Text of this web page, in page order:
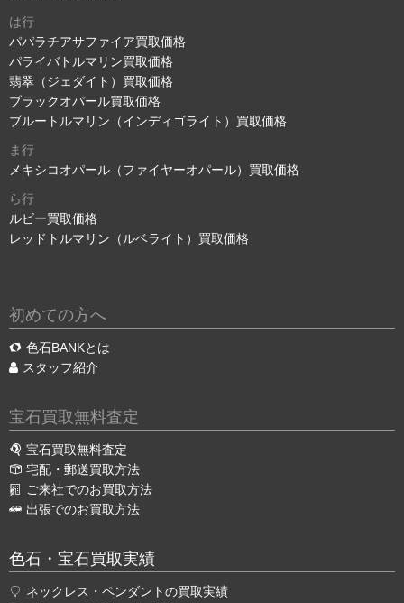
は行
パパラチアサファイア買取価格
パライバトルマリン買取価格
翡翠（ジェダイト）買取価格
ブラックオパール買取価格
ブルートルマリン（インディゴライト）買取価格
ま行
メキシコオパール（ファイヤーオパール）買取価格
ら行
ルビー買取価格
レッドトルマリン（ルベライト）買取価格
初めての方へ
色石BANKとは
スタッフ紹介
宝石買取無料査定
宝石買取無料査定
宅配・郵送買取方法
ご来社でのお買取方法
出張でのお買取方法
色石・宝石買取実績
ネックレス・ペンダントの買取実績